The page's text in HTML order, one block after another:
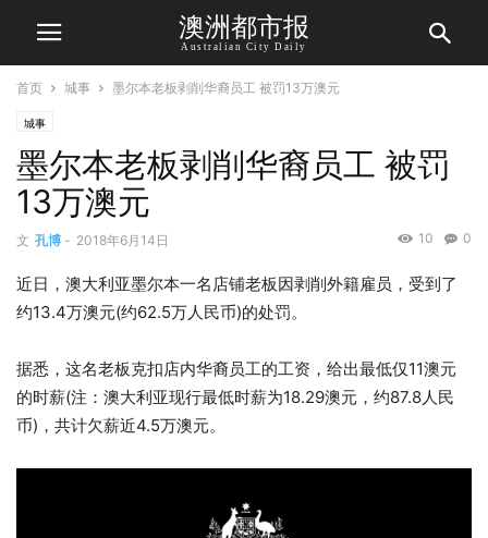
澳洲都市报
Australian City Daily
首页 城事 墨尔本老板剥削华裔员工 被罚13万澳元
城事
墨尔本老板剥削华裔员工 被罚
13万澳元
文 孔博 - 2018年6月14日 0
10
近日，澳大利亚墨尔本一名店铺老板因剥削外籍雇员，受到了
约13.4万澳元(约62.5万人民币)的处罚。
据悉，这名老板克扣店内华裔员工的工资，给出最低仅11澳元
的时薪(注：澳大利亚现行最低时薪为18.29澳元，约87.8人民
币)，共计欠薪近4.5万澳元。